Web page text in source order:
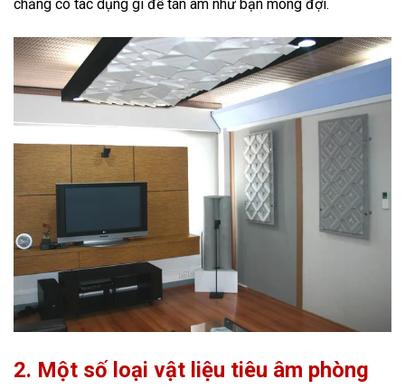
chẳng có tác dụng gì để tán âm như bạn mong đợi.
2. Một số loại vật liệu tiêu âm phòng